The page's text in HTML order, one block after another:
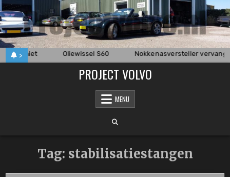
Skip
to
content
> niet Oliewissel S60 Nokkenasversteller
PROJECT VOLVO
MENU
Tag: stabilisatiestangen